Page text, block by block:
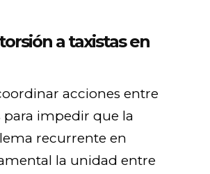
a taxistas en
acciones entre
para impedir que la
recurrente en
la unidad entre